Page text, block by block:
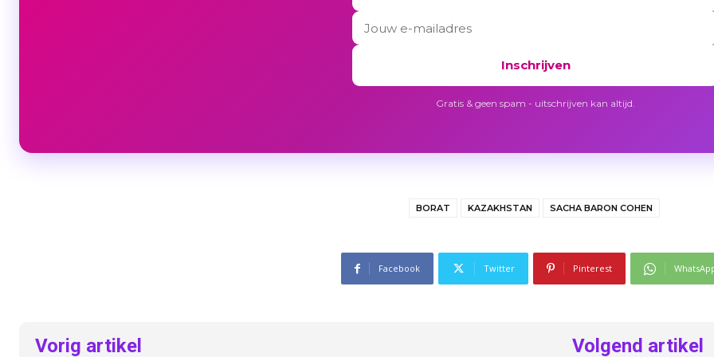
Inschrijven
Gratis & geen spam - uitschrijven kan altijd.
BORAT KAZAKHSTAN SACHA BARON COHEN
Facebook Twitter Pinterest
Vorig artikel Volgend artikel